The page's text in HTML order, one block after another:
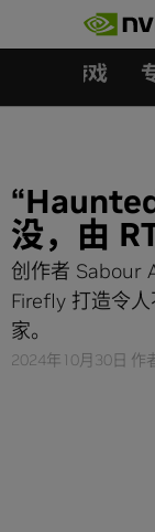
游戏
没，由
创作者 Sabour
Firefly 打造令
家。
2024年10月30日 作